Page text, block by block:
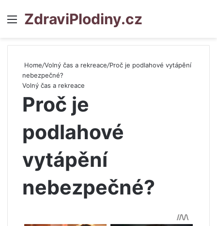
Menu
ZdraviPlodiny.cz
Home/Volný čas a rekreace/Proč je podlahové vytápění
nebezpečné?
Volný čas a rekreace
Proč je
podlahové
vytápění
nebezpečné?